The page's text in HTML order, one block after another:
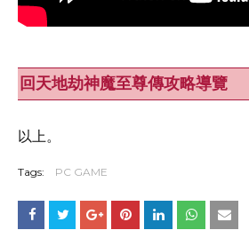
回天地劫神魔至尊傳攻略導覽
以上。
Tags: PC GAME